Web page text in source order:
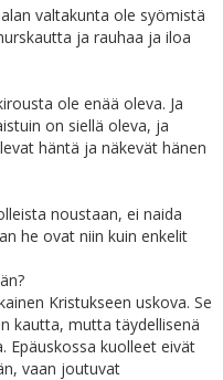
valtakunta ole syömistä
ja rauhaa ja iloa
ole enää oleva. Ja
on siellä oleva, ja
häntä ja näkevät hänen
noustaan, ei naida
he ovat niin kuin enkelit
Kristukseen uskova. Se
kautta, mutta täydellisenä
Epäuskossa kuolleet eivät
vaan joutuvat